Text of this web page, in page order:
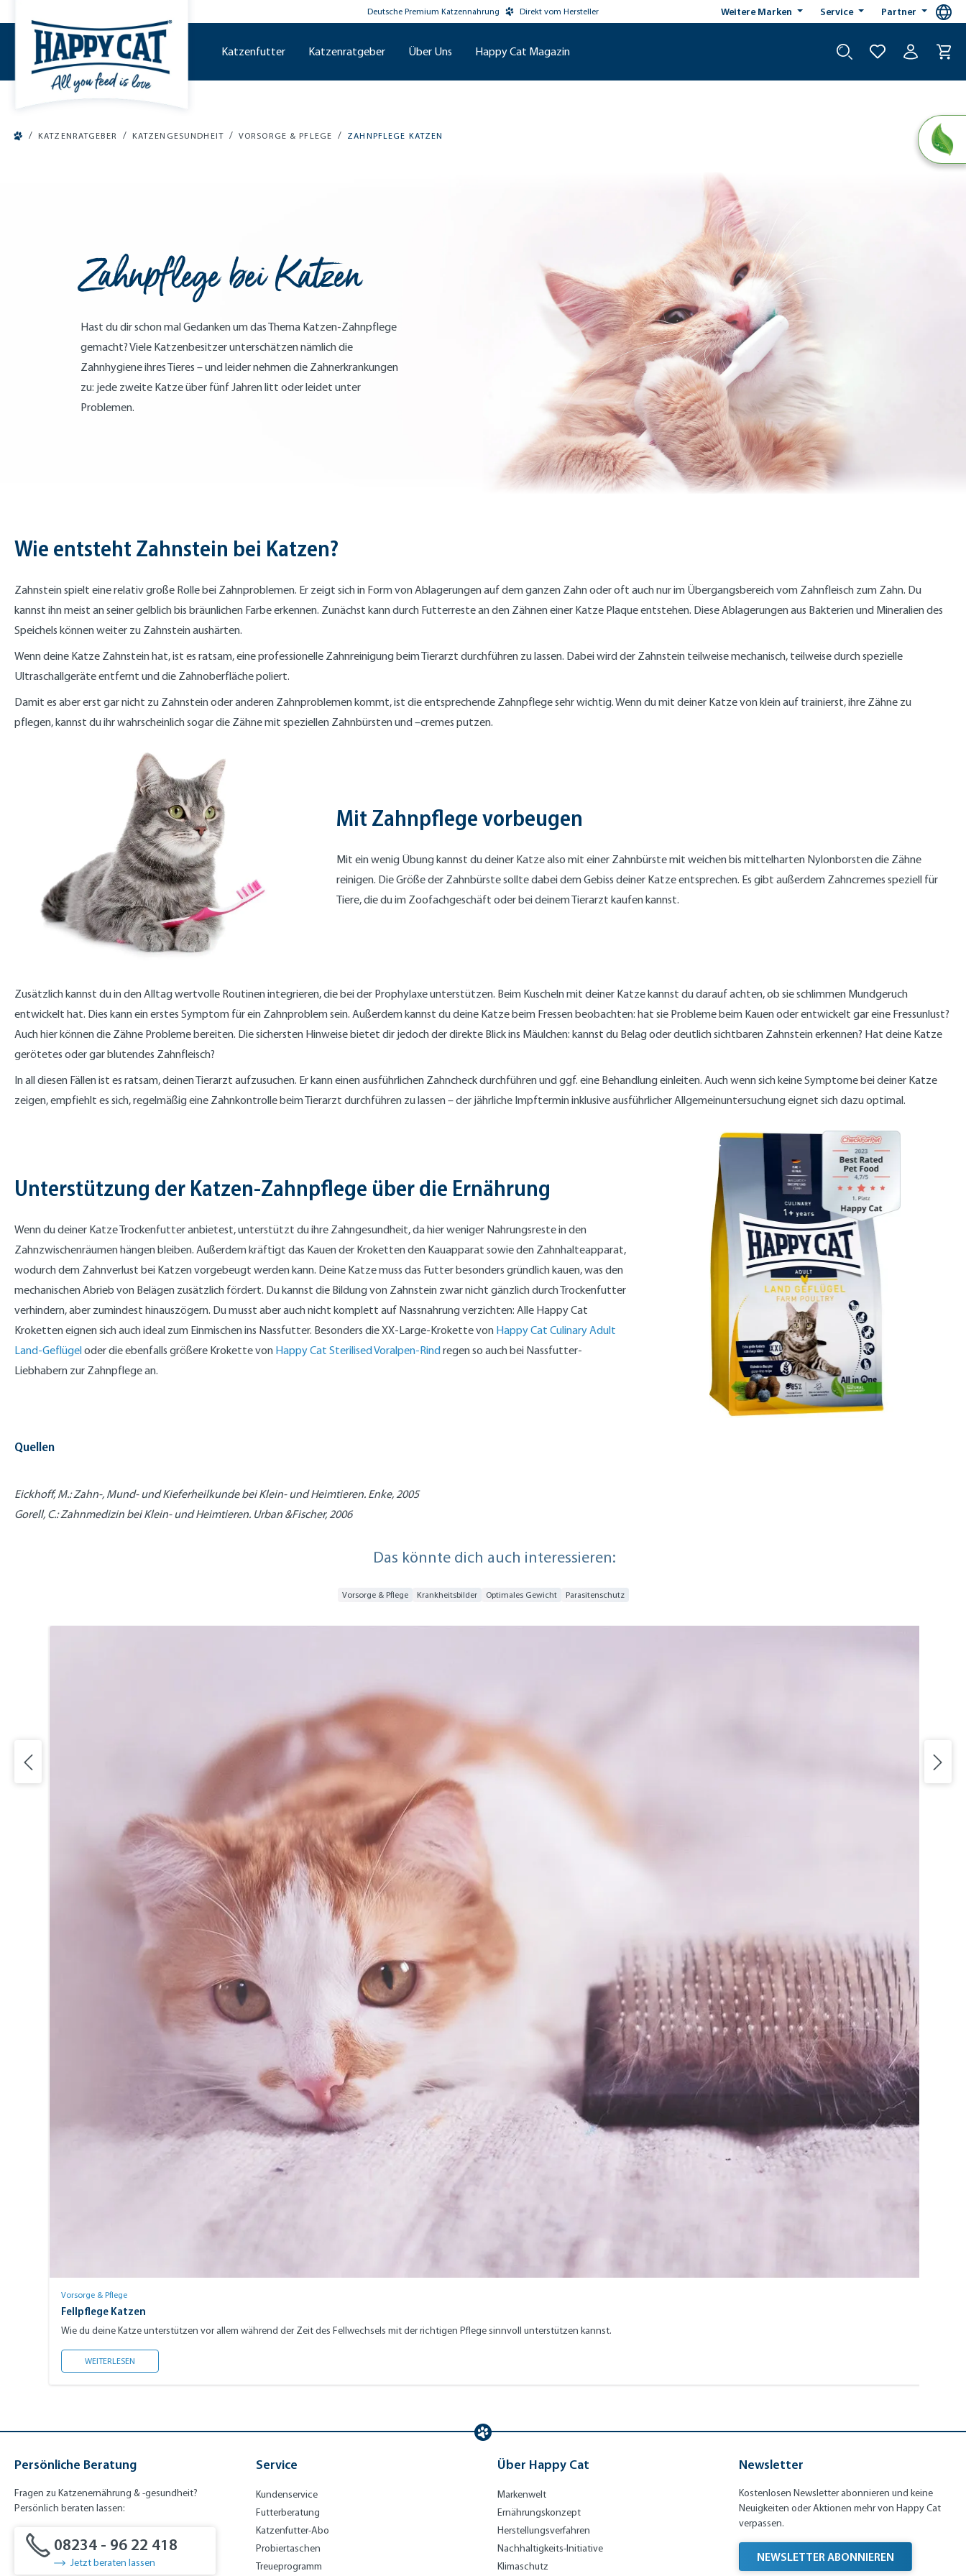
Deutsche Premium Katzennahrung Direkt vom Hersteller Weitere Marken Service Partner
Katzenfutter Katzenratgeber Über Uns Happy Cat Magazin
/ KATZENRATGEBER / KATZENGESUNDHEIT / VORSORGE & PFLEGE / ZAHNPFLEGE KATZEN
Zahnpflege bei Katzen
Hast du dir schon mal Gedanken um das Thema Katzen-Zahnpflege
gemacht? Viele Katzenbesitzer unterschätzen nämlich die
Zahnhygiene ihres Tieres – und leider nehmen die Zahnerkrankungen
zu: jede zweite Katze über fünf Jahren litt oder leidet unter
Problemen.
Wie entsteht Zahnstein bei Katzen?
Zahnstein spielt eine relativ große Rolle bei Zahnproblemen. Er zeigt sich in Form von Ablagerungen auf dem ganzen Zahn oder oft auch nur im Übergangsbereich vom Zahnfleisch zum Zahn. Du
kannst ihn meist an seiner gelblich bis bräunlichen Farbe erkennen. Zunächst kann durch Futterreste an den Zähnen einer Katze Plaque entstehen. Diese Ablagerungen aus Bakterien und Mineralien des
Speichels können weiter zu Zahnstein aushärten.
Wenn deine Katze Zahnstein hat, ist es ratsam, eine professionelle Zahnreinigung beim Tierarzt durchführen zu lassen. Dabei wird der Zahnstein teilweise mechanisch, teilweise durch spezielle
Ultraschallgeräte entfernt und die Zahnoberfläche poliert.
Damit es aber erst gar nicht zu Zahnstein oder anderen Zahnproblemen kommt, ist die entsprechende Zahnpflege sehr wichtig. Wenn du mit deiner Katze von klein auf trainierst, ihre Zähne zu
pflegen, kannst du ihr wahrscheinlich sogar die Zähne mit speziellen Zahnbürsten und –cremes putzen.
Mit Zahnpflege vorbeugen
Mit ein wenig Übung kannst du deiner Katze also mit einer Zahnbürste mit weichen bis mittelharten Nylonborsten die Zähne
reinigen. Die Größe der Zahnbürste sollte dabei dem Gebiss deiner Katze entsprechen. Es gibt außerdem Zahncremes speziell für
Tiere, die du im Zoofachgeschäft oder bei deinem Tierarzt kaufen kannst.
Zusätzlich kannst du in den Alltag wertvolle Routinen integrieren, die bei der Prophylaxe unterstützen. Beim Kuscheln mit deiner Katze kannst du darauf achten, ob sie schlimmen Mundgeruch
entwickelt hat. Dies kann ein erstes Symptom für ein Zahnproblem sein. Außerdem kannst du deine Katze beim Fressen beobachten: hat sie Probleme beim Kauen oder entwickelt gar eine Fressunlust?
Auch hier können die Zähne Probleme bereiten. Die sichersten Hinweise bietet dir jedoch der direkte Blick ins Mäulchen: kannst du Belag oder deutlich sichtbaren Zahnstein erkennen? Hat deine Katze
gerötetes oder gar blutendes Zahnfleisch?
In all diesen Fällen ist es ratsam, deinen Tierarzt aufzusuchen. Er kann einen ausführlichen Zahncheck durchführen und ggf. eine Behandlung einleiten. Auch wenn sich keine Symptome bei deiner Katze
zeigen, empfiehlt es sich, regelmäßig eine Zahnkontrolle beim Tierarzt durchführen zu lassen – der jährliche Impftermin inklusive ausführlicher Allgemeinuntersuchung eignet sich dazu optimal.
Unterstützung der Katzen-Zahnpflege über die Ernährung
Wenn du deiner Katze Trockenfutter anbietest, unterstützt du ihre Zahngesundheit, da hier weniger Nahrungsreste in den
Zahnzwischenräumen hängen bleiben. Außerdem kräftigt das Kauen der Kroketten den Kauapparat sowie den Zahnhalteapparat,
wodurch dem Zahnverlust bei Katzen vorgebeugt werden kann. Deine Katze muss das Futter besonders gründlich kauen, was den
mechanischen Abrieb von Belägen zusätzlich fördert. Du kannst die Bildung von Zahnstein zwar nicht gänzlich durch Trockenfutter
verhindern, aber zumindest hinauszögern. Du musst aber auch nicht komplett auf Nassnahrung verzichten: Alle Happy Cat
Kroketten eignen sich auch ideal zum Einmischen ins Nassfutter. Besonders die XX-Large-Krokette von Happy Cat Culinary Adult
Land-Geflügeloder die ebenfalls größere Krokette von Happy Cat Sterilised Voralpen-Rindregen so auch bei Nassfutter-
Liebhabern zur Zahnpflege an.
Quellen
Eickhoff, M.: Zahn-, Mund- und Kieferheilkunde bei Klein- und Heimtieren. Enke, 2005
Gorell, C.: Zahnmedizin bei Klein- und Heimtieren. Urban &Fischer, 2006
Das könnte dich auch interessieren:
Vorsorge & Pflege Krankheitsbilder Optimales Gewicht Parasitenschutz
Vorsorge & Pflege
Fellpflege Katzen
Wie du deine Katze unterstützen vor allem während der Zeit des Fellwechsels mit der richtigen Pflege sinnvoll unterstützen kannst.
WEITERLESEN
Persönliche Beratung
Fragen zu Katzenernährung & -gesundheit?
Persönlich beraten lassen:
08234 - 96 22 418
Jetzt beraten lassen
Service
Kundenservice
Futterberatung
Katzenfutter-Abo
Probiertaschen
Treueprogramm
Über Happy Cat
Markenwelt
Ernährungskonzept
Herstellungsverfahren
Nachhaltigkeits-Initiative
Klimaschutz
Newsletter
Kostenlosen Newsletter abonnieren und keine
Neuigkeiten oder Aktionen mehr von Happy Cat
verpassen.
NEWSLETTER ABONNIEREN